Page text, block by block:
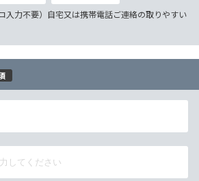
入力不要）自宅又は携帯電話ご連絡の取りやすい